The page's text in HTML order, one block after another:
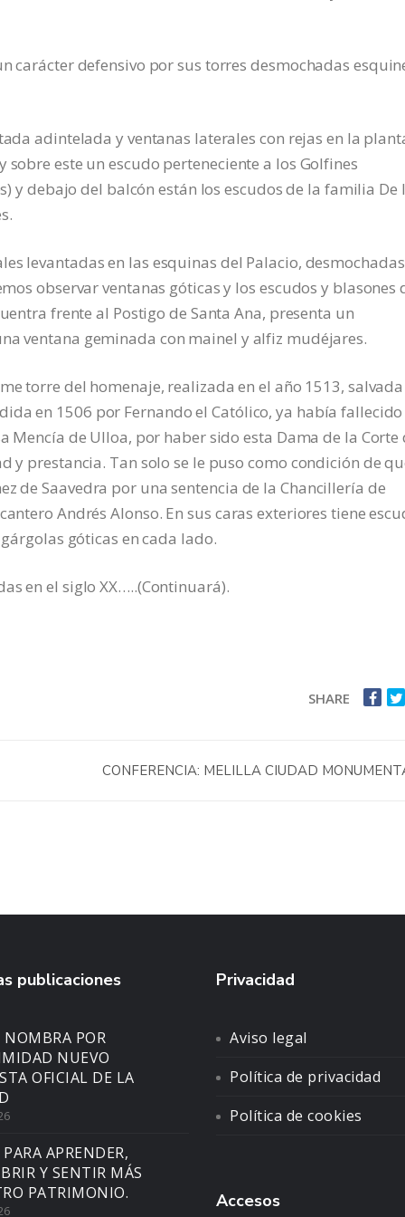
carácter defensivo por sus torres desmochadas
adintelada y ventanas laterales con rejas en la
este un escudo perteneciente a los Golfines
y debajo del balcón están los escudos de la familia De
levantadas en las esquinas del Palacio,
observar ventanas góticas y los escudos y blasones
frente al Postigo de Santa Ana, presenta un
ventana geminada con mainel y alfiz mudéjares.
torre del homenaje, realizada en el año 1513,
en 1506 por Fernando el Católico, ya había fallecido
Mencía de Ulloa, por haber sido esta Dama de la Corte
y prestancia. Tan solo se le puso como condición de
de Saavedra por una sentencia de la Chancillería de
Andrés Alonso. En sus caras exteriores tiene
góticas en cada lado.
en el siglo XX…..(Continuará).
SHARE
CONFERENCIA: MELILLA CIUDAD
publicaciones
NOMBRA POR
NUEVO
OFICIAL DE LA
APRENDER,
Y SENTIR MÁS
PATRIMONIO.
Privacidad
Aviso legal
Política de privacidad
Política de cookies
Accesos